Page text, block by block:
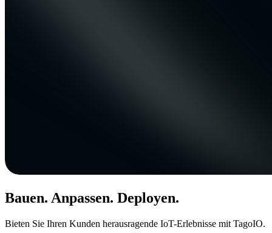
Bauen. Anpassen. Deployen.
Bieten Sie Ihren Kunden herausragende IoT-Erlebnisse mit TagoIO.